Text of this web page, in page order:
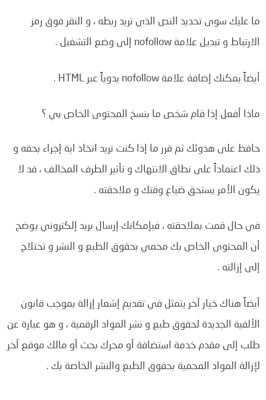
ما عليك سوى تحديد النص الذي تريد ربطه ، و النقر فوق رمز
الارتباط و تبديل علامة nofollow إلى وضع التشغيل .
أيضاً يمكنك إضافة علامة nofollow يدوياً عبر HTML .
ماذا أفعل إذا قام شخص ما بنسخ المحتوى الخاص بي ؟
حافظ على هدوئك ثم قرر ما إذا كنت تريد اتخاذ اية إجراء بحقه و
ذلك اعتماداً على نطاق الانتهاك و تأثير الطرف المخالف ، قد لا
يكون الأمر يستحق ضياع وقتك و ملاحقته .
في حال قمت بملاحقته ، فبإمكانك إرسال بريد إلكتروني يوضح
أن المحتوى الخاص بك محمي بحقوق الطبع و النشر و تحتلاج
إلى إزالته .
أيضاً هناك خيار آخر يتمثل في تقديم إشعار إزالة بموجب قانون
الألفية الجديدة لحقوق طبع و نشر المواد الرقمية ، و هو عبارة عن
طلب إلى مقدم خدمة استضافة أو محرك بحث أو مالك موقع آخر
لإزالة المواد المحمية بحقوق الطبع والنشر الخاصة بك .